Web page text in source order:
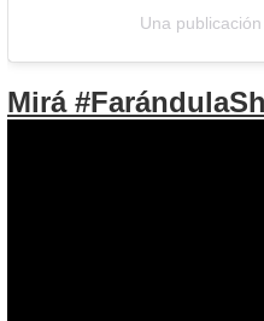
Una
Mirá